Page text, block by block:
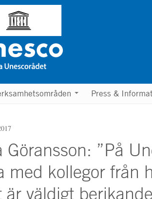
Press &
Göransson: ”På
med kollegor från
är väldigt